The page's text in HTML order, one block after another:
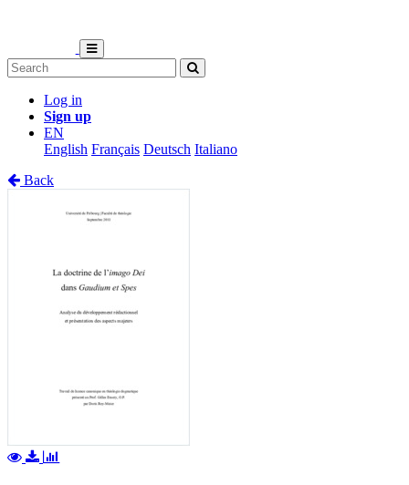
Log in
Sign up
EN
English Français Deutsch Italiano
Back